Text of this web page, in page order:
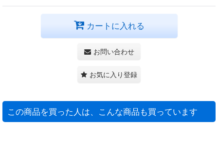
カートに入れる
お問い合わせ
お気に入り登録
この商品を買った人は、こんな商品も買っています